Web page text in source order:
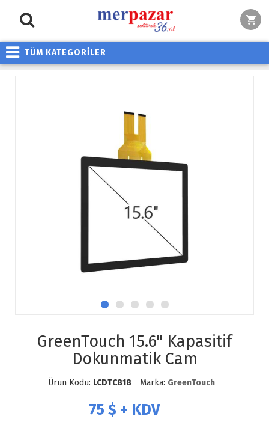
TÜM KATEGORİLER
GreenTouch 15.6" Kapasitif
Dokunmatik Cam
Ürün Kodu: LCDTC818 Marka: GreenTouch
75 $ + KDV